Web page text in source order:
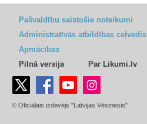
Pašvaldību saistošie noteikumi
Administratīvās atbildības ceļvedis
Apmācības
Pilnā versija
Par Likumi.lv
© Oficiālais izdevējs "Latvijas Vēstnesis"